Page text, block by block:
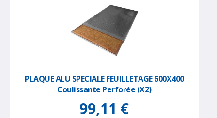
PLAQUE ALU SPECIALE FEUILLETAGE 600X400
Coulissante Perforée (x2)
99,11 €